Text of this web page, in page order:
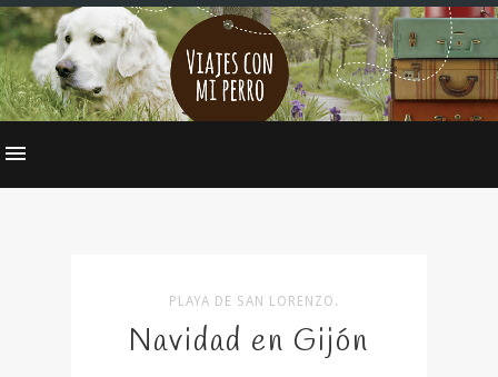
PLAYA DE SAN LORENZO.
Navidad en Gijón